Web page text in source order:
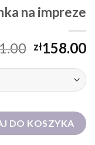
na impreze
zł158.00
DO KOSZYKA